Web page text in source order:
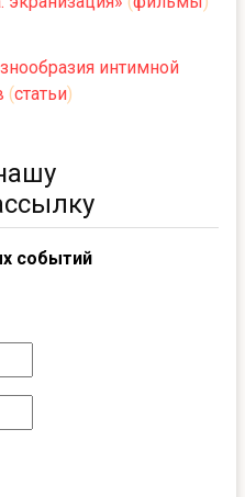
интимной
(статьи)
событий